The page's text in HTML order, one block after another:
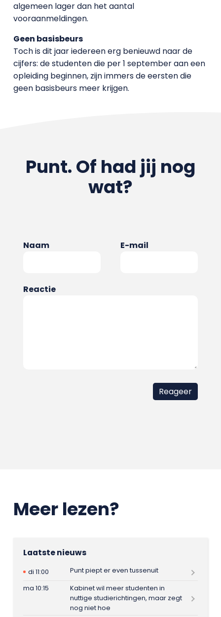
algemeen lager dan het aantal
vooraanmeldingen.
Geen basisbeurs
Toch is dit jaar iedereen erg benieuwd naar de
cijfers: de studenten die per 1 september aan een
opleiding beginnen, zijn immers de eersten die
geen basisbeurs meer krijgen.
Punt. Of had jij nog
wat?
Naam E-mail
Reactie
Meer lezen?
Laatste nieuws
di 11:00
Punt piept er even tussenuit
ma 10:15
Kabinet wil meer studenten in
nuttige studierichtingen, maar zegt
nog niet hoe